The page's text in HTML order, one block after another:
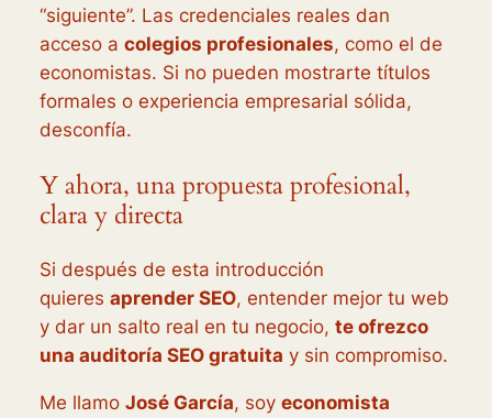
“siguiente”. Las credenciales reales dan
acceso a colegios profesionales, como el de
economistas. Si no pueden mostrarte títulos
formales o experiencia empresarial sólida,
desconfía.
Y ahora, una propuesta profesional,
clara y directa
Si después de esta introducción
quieres aprender SEO, entender mejor tu web
y dar un salto real en tu negocio, te ofrezco
una auditoría SEO gratuita y sin compromiso.
Me llamo José García, soy economista